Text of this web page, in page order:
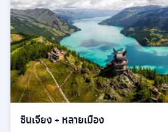
ร้านพรม (โรงงานทอพรม) - หมู่บ้า
หุบเขาเดอเรนท์ - เกอเรเม่ - โรงง
เครื่องประดับ (ร้านเครื่องประดับตุ
เริ่มต้น
ทั่วไป